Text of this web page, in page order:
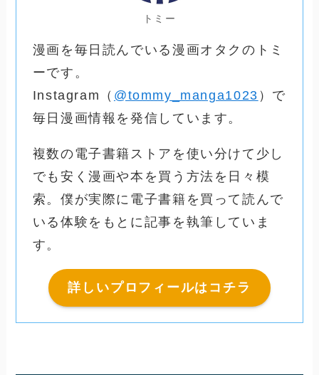
トミー
漫画を毎日読んでいる漫画オタクのトミ
ーです。
Instagram（ @tommy_manga1023 ）で
毎日漫画情報を発信しています。
複数の電子書籍ストアを使い分けて少し
でも安く漫画や本を買う方法を日々模
索。僕が実際に電子書籍を買って読んで
いる体験をもとに記事を執筆していま
す。
詳しいプロフィールはコチラ